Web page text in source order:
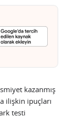
kazanmış
ilişkin ipuçları
testi